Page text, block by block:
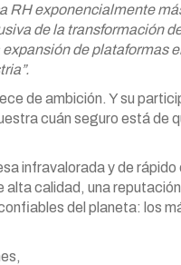
RH exponencialmente
de la transformación
expansión de plataformas
de ambición. Y su
cuán seguro está de
infravalorada y de
alta calidad, una
del planeta: los